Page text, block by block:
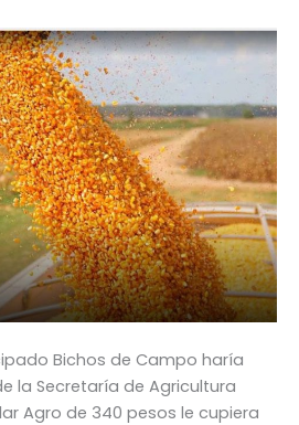
Bichos de Campo haría
la Secretaría de Agricultura
Agro de 340 pesos le cupiera